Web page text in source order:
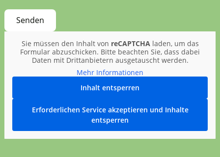
Sie müssen den Inhalt von reCAPTCHA laden, um das
Formular abzuschicken. Bitte beachten Sie, dass dabei
Daten mit Drittanbietern ausgetauscht werden.
Mehr Informationen
Inhalt entsperren
Erforderlichen Service akzeptieren und Inhalte
entsperren